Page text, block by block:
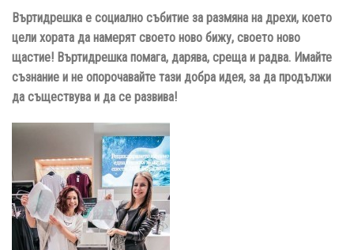
Въртидрешка е социално събитие за размяна на дрехи, което
цели хората да намерят своето ново бижу, своето ново
щастие! Въртидрешка помага, дарява, среща и радва. Имайте
съзнание и не опорочавайте тази добра идея, за да продължи
да съществува и да се развива!